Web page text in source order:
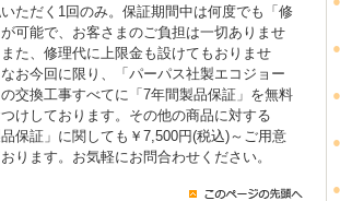
ただく1回のみ。保証期間中は何度でも「修
可能で、お客さまのご負担は一切ありませ
また、修理代に上限金も設けてもおりませ
なお今回に限り、「パーパス社製エコジョー
の交換工事すべてに「7年間製品保証」を無料
けしております。その他の商品に対する
品保証」に関しても￥7,500円(税込)～ご用意
ります。お気軽にお問合わせください。